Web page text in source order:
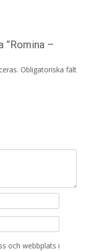
”Romina –
Obligatoriska fält
och webbplats i